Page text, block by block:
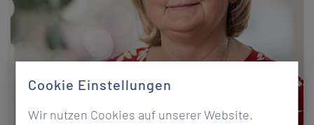
Cookie Einstellungen
Wir nutzen Cookies auf unserer Website.